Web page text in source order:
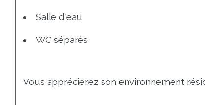
Salle d'eau
WC séparés
Vous apprécierez son environnement